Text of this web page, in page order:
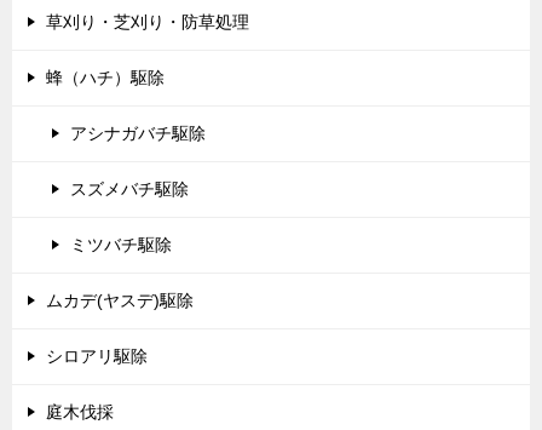
草刈り・芝刈り・防草処理
蜂（ハチ）駆除
アシナガバチ駆除
スズメバチ駆除
ミツバチ駆除
ムカデ(ヤスデ)駆除
シロアリ駆除
庭木伐採